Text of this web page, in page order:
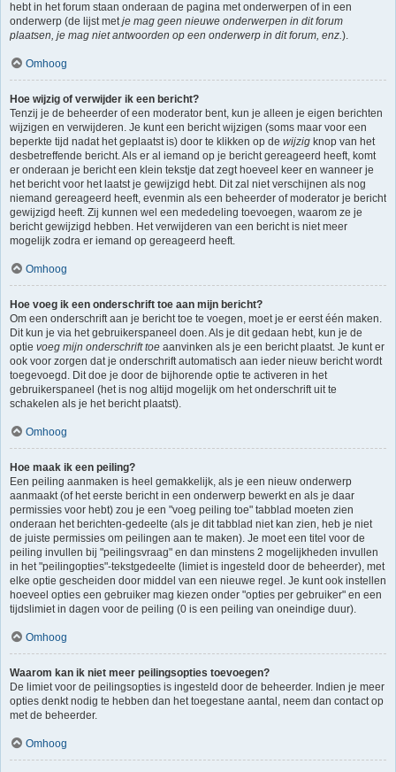
hebt in het forum staan onderaan de pagina met onderwerpen of in een
onderwerp (de lijst metje mag geen nieuwe onderwerpen in dit forum
plaatsen, je mag niet antwoorden op een onderwerp in dit forum, enz.).
Omhoog
Hoe wijzig of verwijder ik een bericht?
Tenzij je de beheerder of een moderator bent, kun je alleen je eigen berichten
wijzigen en verwijderen. Je kunt een bericht wijzigen (soms maar voor een
beperkte tijd nadat het geplaatst is) door te klikken op de wijzig knop van het
desbetreffende bericht. Als er al iemand op je bericht gereageerd heeft, komt
er onderaan je bericht een klein tekstje dat zegt hoeveel keer en wanneer je
het bericht voor het laatst je gewijzigd hebt. Dit zal niet verschijnen als nog
niemand gereageerd heeft, evenmin als een beheerder of moderator je bericht
gewijzigd heeft. Zij kunnen wel een mededeling toevoegen, waarom ze je
bericht gewijzigd hebben. Het verwijderen van een bericht is niet meer
mogelijk zodra er iemand op gereageerd heeft.
Omhoog
Hoe voeg ik een onderschrift toe aan mijn bericht?
Om een onderschrift aan je bericht toe te voegen, moet je er eerst één maken.
Dit kun je via het gebruikerspaneel doen. Als je dit gedaan hebt, kun je de
optie voeg mijn onderschrift toe aanvinken als je een bericht plaatst. Je kunt er
ook voor zorgen dat je onderschrift automatisch aan ieder nieuw bericht wordt
toegevoegd. Dit doe je door de bijhorende optie te activeren in het
gebruikerspaneel (het is nog altijd mogelijk om het onderschrift uit te
schakelen als je het bericht plaatst).
Omhoog
Hoe maak ik een peiling?
Een peiling aanmaken is heel gemakkelijk, als je een nieuw onderwerp
aanmaakt (of het eerste bericht in een onderwerp bewerkt en als je daar
permissies voor hebt) zou je een "voeg peiling toe" tabblad moeten zien
onderaan het berichten-gedeelte (als je dit tabblad niet kan zien, heb je niet
de juiste permissies om peilingen aan te maken). Je moet een titel voor de
peiling invullen bij "peilingsvraag" en dan minstens 2 mogelijkheden invullen
in het "peilingopties"-tekstgedeelte (limiet is ingesteld door de beheerder), met
elke optie gescheiden door middel van een nieuwe regel. Je kunt ook instellen
hoeveel opties een gebruiker mag kiezen onder "opties per gebruiker" en een
tijdslimiet in dagen voor de peiling (0 is een peiling van oneindige duur).
Omhoog
Waarom kan ik niet meer peilingsopties toevoegen?
De limiet voor de peilingsopties is ingesteld door de beheerder. Indien je meer
opties denkt nodig te hebben dan het toegestane aantal, neem dan contact op
met de beheerder.
Omhoog